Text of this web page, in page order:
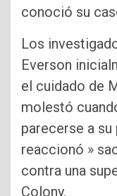
conoció su
Los
Everson
el cuidado de
molestó
parecerse a
reaccionó »
contra una
Colony.